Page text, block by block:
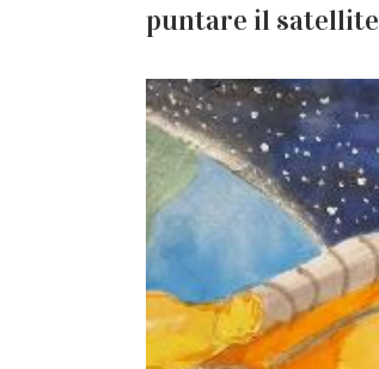
puntare il satellite